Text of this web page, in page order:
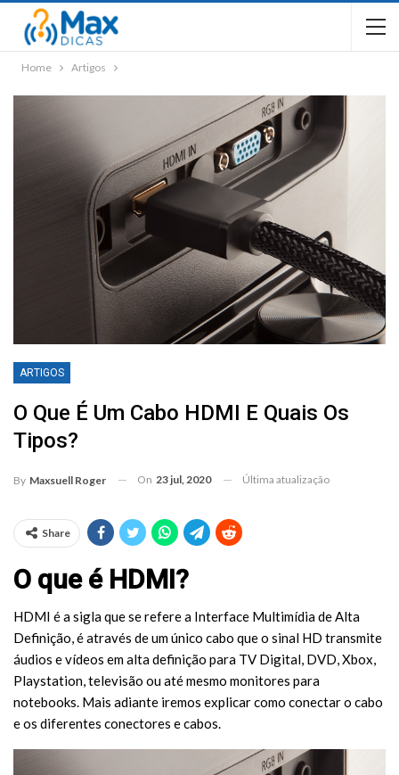
Home Artigos
ARTIGOS
O Que É Um Cabo HDMI E Quais Os
Tipos?
By Maxsuell Roger On 23 jul, 2020 Última atualização
Share
O que é HDMI?
HDMI é a sigla que se refere a Interface Multimídia de Alta
Definição, é através de um único cabo que o sinal HD transmite
áudios e vídeos em alta definição para TV Digital, DVD, Xbox,
Playstation, televisão ou até mesmo monitores para
notebooks. Mais adiante iremos explicar como conectar o cabo
e os diferentes conectores e cabos.